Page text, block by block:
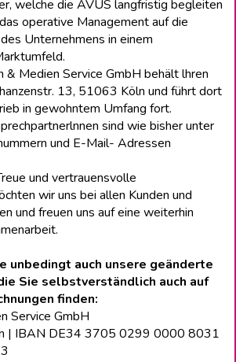
welche die AVUS langfristig begleiten
operative Management auf die
Unternehmens in einem
& Medien Service GmbH behält lhren
13, 51063 Köln und führt dort
in gewohntem Umfang fort.
sind wie bisher unter
und E-Mail- Adressen
und vertrauensvolle
wir uns bei allen Kunden und
und freuen uns auf eine weiterhin
unbedingt auch unsere geänderte
Sie selbstverständlich auch auf
finden:
Service GmbH
| IBAN DE34 3705 0299 0000 8031